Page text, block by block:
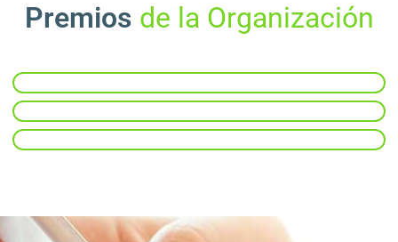
Premios de la Organización